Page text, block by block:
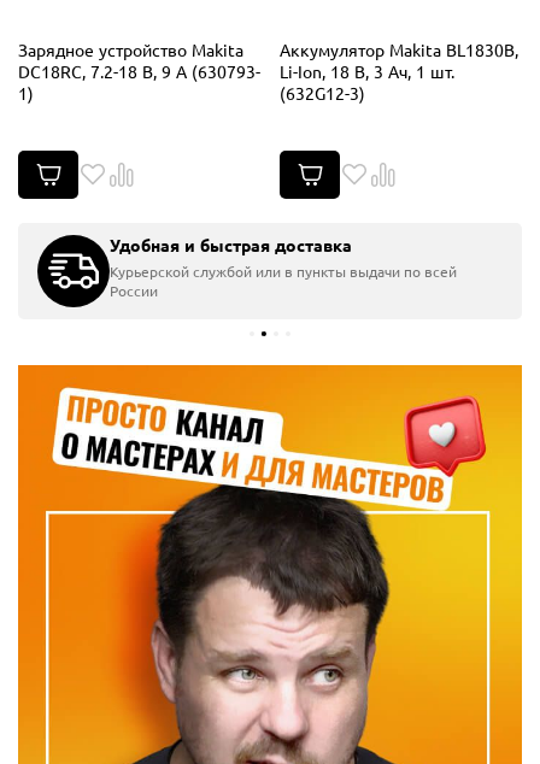
Зарядное устройство Makita
DC18RC, 7.2-18 В, 9 А (630793-
1)
Аккумулятор Makita BL1830B,
Li-Ion, 18 В, 3 Ач, 1 шт.
(632G12-3)
Удобная и быстрая доставка
Курьерской службой или в пункты выдачи по всей
России